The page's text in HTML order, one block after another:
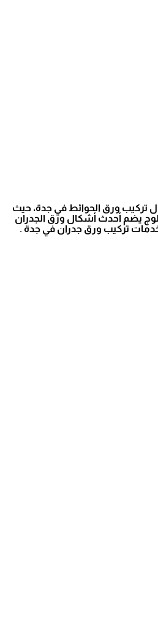
تركيب ورق الحوائط في جدة، حيث
كتالوج يضم أحدث أشكال ورق الجدران
خدمات تركيب ورق جدران في جدة .